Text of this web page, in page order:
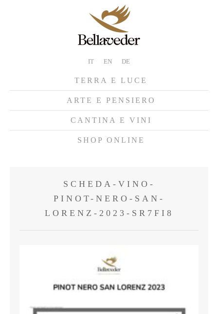
IT EN DE
TERRA E LUCE
ARTE E PENSIERO
CANTINA E VINI
SHOP ONLINE
SCHEDA-VINO-
PINOT-NERO-SAN-
LORENZ-2023-SR7FI8